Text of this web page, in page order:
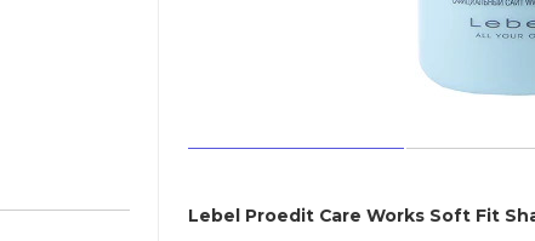
Lebel Proedit Care Works Soft Fit